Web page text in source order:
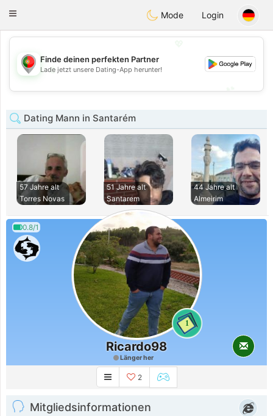
Portugues
Toggle
Mode Login
💖
💕
Finde deinen perfekten Partner
Lade jetzt unsere Dating-App herunter!
Dating Mann in Santarém
57 Jahre alt
Torres Novas
51 Jahre alt
Santarem
44 Jahre alt
Almeirim
0.8/1
1
Ricardo98
Länger her
2
Mitgliedsinformationen